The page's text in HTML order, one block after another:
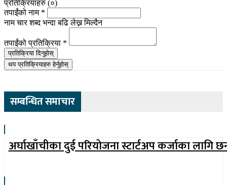
प्रतिक्रियाहरु (०)
तपाईंको नाम *
नाम चार शब्द भन्दा बढि लेख्न मिल्दैन
तपाईंको प्रतिक्रिया *
प्रतिक्रिया दिनुहोस्
थप प्रतिक्रियाहरु हेर्नुहोस्
सम्बन्धित समाचार
अर्घाखाँचीका दुई परियोजना स्टार्टअप कर्जाका लागि